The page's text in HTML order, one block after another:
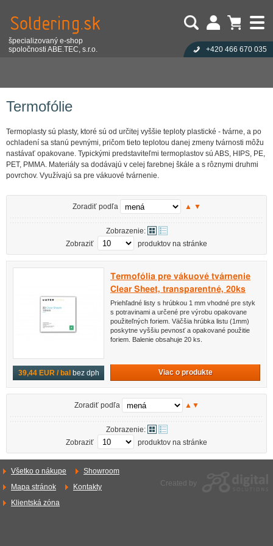
Termofólie
Termoplasty sú plasty, ktoré sú od určitej vyššie teploty plastické - tvárne, a po
ochladení sa stanú pevnými, pričom tieto teplotou danej zmeny tvárnosti môžu
nastávať opakovane. Typickými predstaviteľmi termoplastov sú ABS, HIPS, PE,
PET, PMMA. Materiály sa dodávajú v celej farebnej škále a s rôznymi druhmi
povrchov. Využívajú sa pre vákuové tvárnenie.
Zoradiť podľa ▲ ▼
Zobrazenie:
Zobraziť
produktov na stránke
39,44 EUR / bal bez dph
Termofólia pre vákuové tvárnenie
Clear Sheet, transparentné, 20ks
Priehľadné listy s hrúbkou 1 mm vhodné pre styk
s potravinami a určené pre výrobu opakovane
použiteľných foriem. Väčšia hrúbka listu (1mm)
poskytne vyššiu pevnosť a opakované použitie
foriem. Balenie obsahuje 20 ks.
Viac o produkte
Zoradiť podľa ▲ ▼
Zobrazenie:
Zobraziť
produktov na stránke
Všetko o nákupe
Showroom
Mapa stránok
Kontakty
Klientská zóna
Created by
špecializovaný e-shop
spoločnosti ABE.TEC, s.r.o.
+420 466 670 035
Cena celkom:0,00 EUR Přihlásit
Zabudli ste heslo?